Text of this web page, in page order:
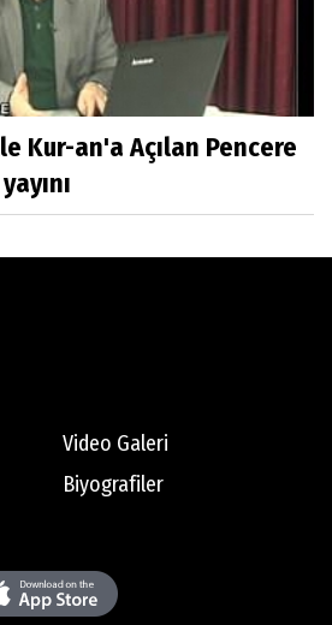
Kur-an'a Açılan Pencere
Video Galeri
Biyografiler